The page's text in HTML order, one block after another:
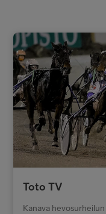
Toto TV
Kanava